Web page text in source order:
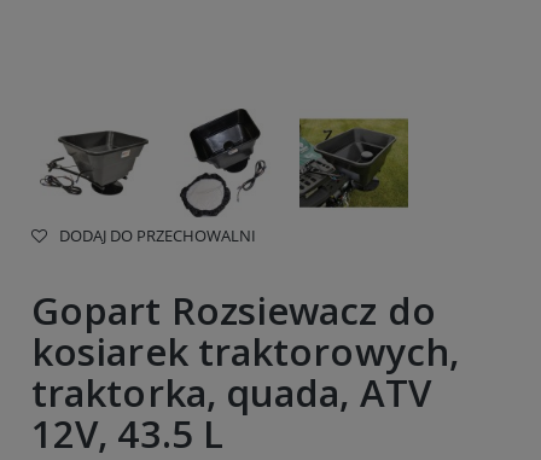
DODAJ DO PRZECHOWALNI
Gopart Rozsiewacz do
kosiarek traktorowych,
traktorka, quada, ATV
12V, 43.5 L